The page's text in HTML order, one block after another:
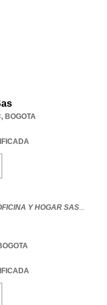
, BOGOTA
Y HOGAR SAS...